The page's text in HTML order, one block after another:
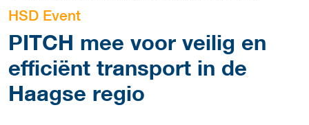
HSD Event
PITCH mee voor veilig en
efficiënt transport in de
Haagse regio